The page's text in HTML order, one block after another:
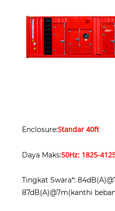
Enclosure:Standar 40ft
Daya Maks:50Hz: 1825-
Tingkat Swara*:
87dB(A)@7m(kanthi